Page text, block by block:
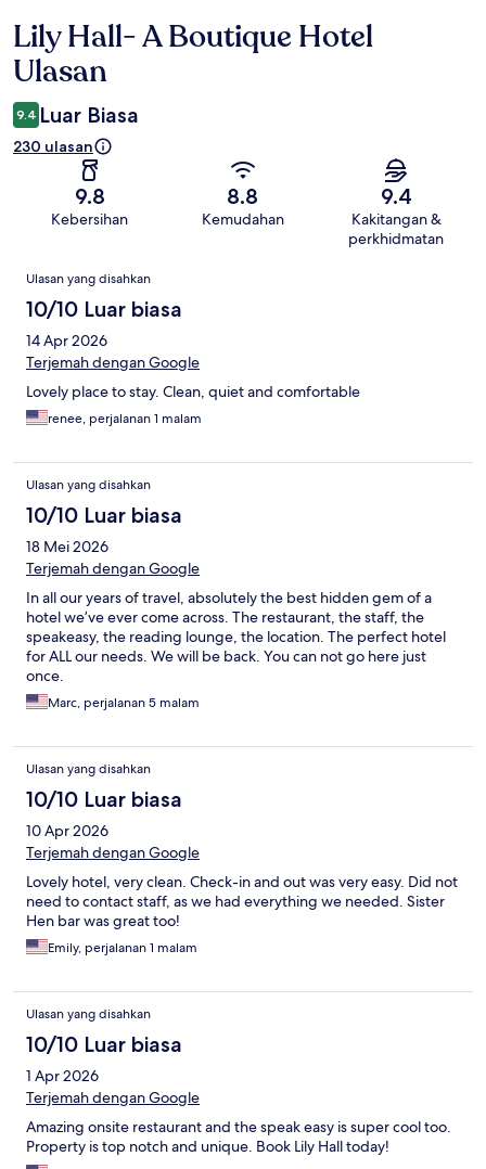
Ulasan
Lily Hall- A Boutique Hotel
Ulasan
9.4 Luar Biasa
230 ulasan
9.8
Kebersihan
8.8
Kemudahan
9.4
Kakitangan &
perkhidmatan
Ulasan
Ulasan yang disahkan
10/10 Luar biasa
14 Apr 2026
Terjemah dengan Google
Lovely place to stay. Clean, quiet and comfortable
renee, perjalanan 1 malam
Ulasan yang disahkan
10/10 Luar biasa
18 Mei 2026
Terjemah dengan Google
In all our years of travel, absolutely the best hidden gem of a
hotel we’ve ever come across. The restaurant, the staff, the
speakeasy, the reading lounge, the location. The perfect hotel
for ALL our needs. We will be back. You can not go here just
once.
Marc, perjalanan 5 malam
Ulasan yang disahkan
10/10 Luar biasa
10 Apr 2026
Terjemah dengan Google
Lovely hotel, very clean. Check-in and out was very easy. Did not
need to contact staff, as we had everything we needed. Sister
Hen bar was great too!
Emily, perjalanan 1 malam
Ulasan yang disahkan
10/10 Luar biasa
1 Apr 2026
Terjemah dengan Google
Amazing onsite restaurant and the speak easy is super cool too.
Property is top notch and unique. Book Lily Hall today!